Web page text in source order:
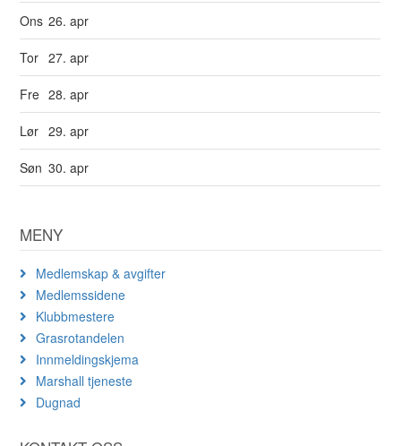
Ons 26. apr
Tor 27. apr
Fre 28. apr
Lør 29. apr
Søn 30. apr
MENY
Medlemskap & avgifter
Medlemssidene
Klubbmestere
Grasrotandelen
Innmeldingskjema
Marshall tjeneste
Dugnad